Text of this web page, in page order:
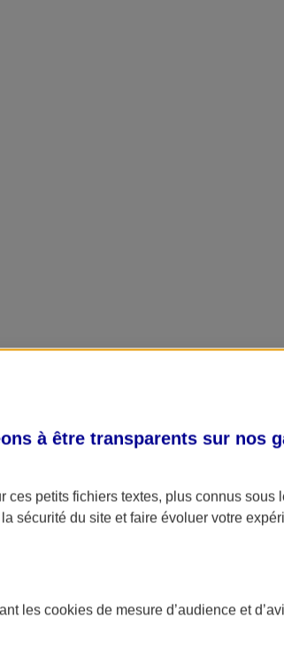
à être transparents sur nos
ces petits fichiers textes, plus connus sous
sécurité du site et faire évoluer votre
les cookies de mesure d’audience et